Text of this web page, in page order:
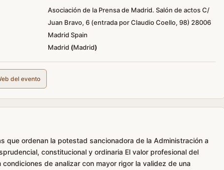
Asociación de la Prensa de Madrid. Salón de actos C/
Juan Bravo, 6 (entrada por Claudio Coello, 98) 28006
Madrid Spain
Madrid (Madrid)
del evento
que ordenan la potestad sancionadora de la Administración a
constitucional y ordinaria El valor profesional del
de analizar con mayor rigor la validez de una